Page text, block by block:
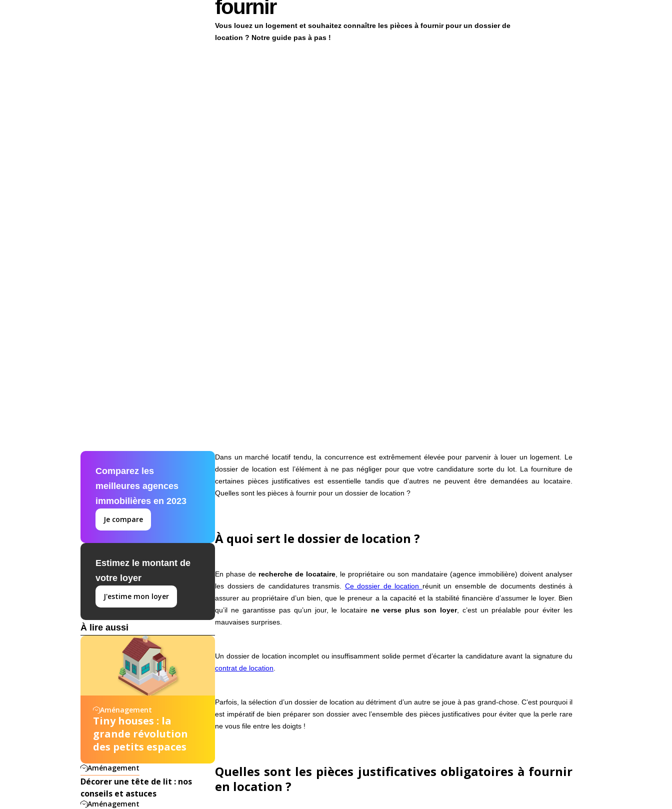
fournir
Vous louez un logement et souhaitez connaître les pièces à fournir pour un dossier de
location ? Notre guide pas à pas !
Comparez les
meilleures agences
immobilières en 2023
Je compare
Estimez le montant de
votre loyer
J'estime mon loyer
À lire aussi
Aménagement
Tiny houses : la
grande révolution
des petits espaces
Aménagement
Décorer une tête de lit : nos
conseils et astuces
Aménagement
Dans un marché locatif tendu, la concurrence est extrêmement élevée pour parvenir à louer un logement. Le
dossier de location est l’élément à ne pas négliger pour que votre candidature sorte du lot. La fourniture de
certaines pièces justificatives est essentielle tandis que d’autres ne peuvent être demandées au locataire.
Quelles sont les pièces à fournir pour un dossier de location ?
À quoi sert le dossier de location ?
En phase de recherche de locataire , le propriétaire ou son mandataire (agence immobilière) doivent analyser
les dossiers de candidatures transmis. Ce dossier de location réunit un ensemble de documents destinés à
assurer au propriétaire d’un bien, que le preneur a la capacité et la stabilité financière d’assumer le loyer. Bien
qu’il ne garantisse pas qu’un jour, le locataire ne verse plus son loyer, c’est un préalable pour éviter les
mauvaises surprises.
Un dossier de location incomplet ou insuffisamment solide permet d’écarter la candidature avant la signature du
contrat de location
Parfois, la sélection d’un dossier de location au détriment d’un autre se joue à pas grand-chose. C’est pourquoi il
est impératif de bien préparer son dossier avec l’ensemble des pièces justificatives pour éviter que la perle rare
ne vous file entre les doigts !
Quelles sont les pièces justificatives obligatoires à fournir
en location ?